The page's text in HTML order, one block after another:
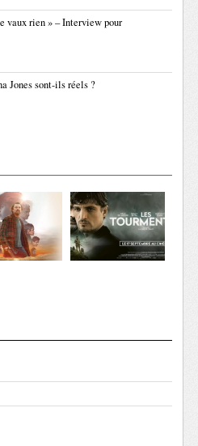
vaux rien » – Interview pour
Jones sont-ils réels ?